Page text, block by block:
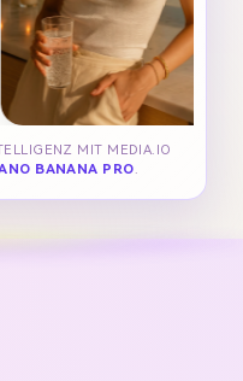
MIT MEDIA.IO
BANANA PRO.